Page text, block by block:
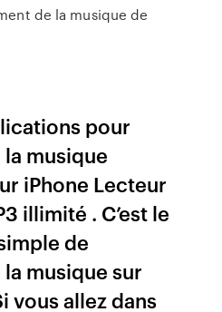
de la musique de
pour
musique
iPhone Lecteur
illimité . C’est le
de
musique sur
vous allez dans